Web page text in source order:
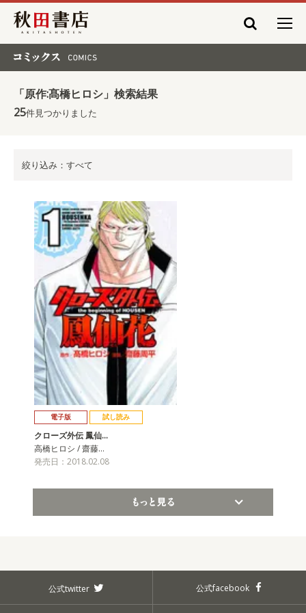
秋田書店
「原作:髙橋ヒロシ」検索結果
25件見つかりました
絞り込み：すべて
電子版 試し読み
クローズ外伝 鳳仙…
高橋ヒロシ / 齋藤…
発売日：2018.02.08
公式twitter 公式facebook